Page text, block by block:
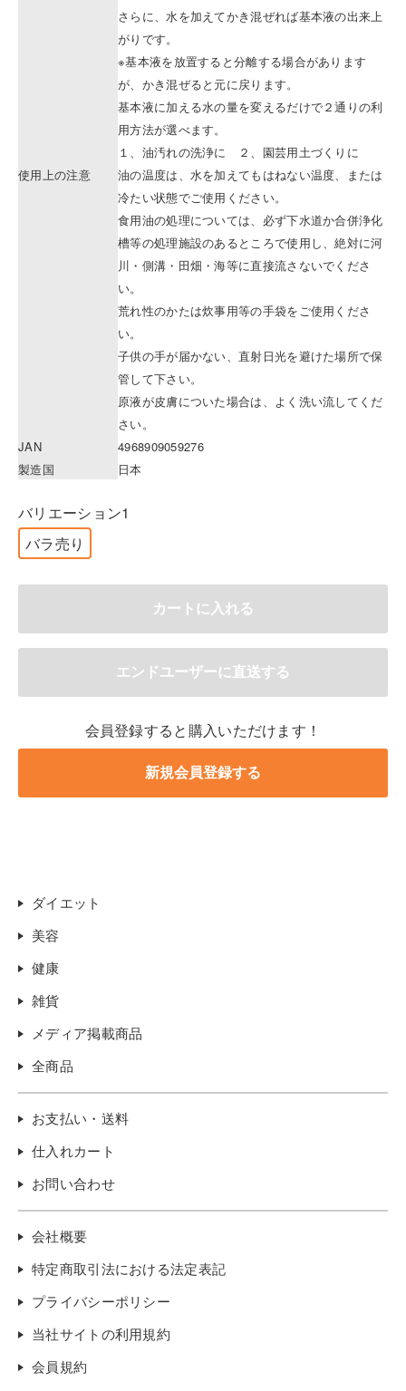
さらに、水を加えてかき混ぜれば基本液の出来上
がりです。
※基本液を放置すると分離する場合があります
が、かき混ぜると元に戻ります。
基本液に加える水の量を変えるだけで２通りの利
用方法が選べます。
１、油汚れの洗浄に ２、園芸用土づくりに
使用上の注意
油の温度は、水を加えてもはねない温度、または
冷たい状態でご使用ください。
食用油の処理については、必ず下水道か合併浄化
槽等の処理施設のあるところで使用し、絶対に河
川・側溝・田畑・海等に直接流さないでくださ
い。
荒れ性のかたは炊事用等の手袋をご使用くださ
い。
子供の手が届かない、直射日光を避けた場所で保
管して下さい。
原液が皮膚についた場合は、よく洗い流してくだ
さい。
JAN
4968909059276
製造国
日本
バリエーション1
バラ売り
会員登録すると購入いただけます！
ダイエット
美容
健康
雑貨
メディア掲載商品
全商品
お支払い・送料
仕入れカート
お問い合わせ
会社概要
特定商取引法における法定表記
プライバシーポリシー
当社サイトの利用規約
会員規約